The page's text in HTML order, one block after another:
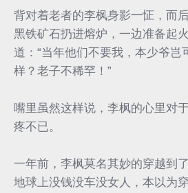
背对着老者的李枫身影一怔，而
黑铁矿石扔进熔炉，一边准备起
道：“当年他们不要我，本少爷岂
样？老子不稀罕！”
嘴里虽然这样说，李枫的心里对
疼不已。
一年前，李枫莫名其妙的穿越到
地球上没钱没车没女人，本以为